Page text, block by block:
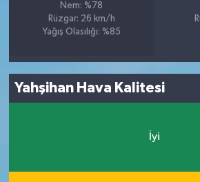
Nem: %78
Rüzgar: 26 km/h
Yağış Olasılığı: %85
Yahşihan Hava Kalitesi
İyi